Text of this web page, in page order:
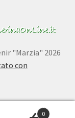
"Marzia" 2026
con
0